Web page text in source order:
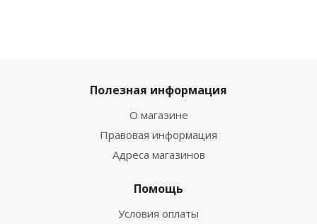
Полезная информация
О магазине
Правовая информация
Адреса магазинов
Помощь
Условия оплаты